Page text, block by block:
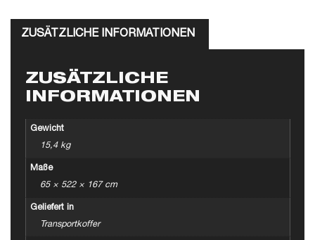
ZUSÄTZLICHE INFORMATIONEN
ZUSÄTZLICHE
INFORMATIONEN
Gewicht
15,4 kg
Maße
65 × 522 × 167 cm
Geliefert in
Transportkoffer